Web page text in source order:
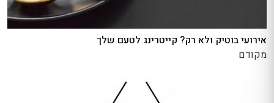
אירועי בוטיק ולא רק? קייטרינג לטעם שלך
מקודם